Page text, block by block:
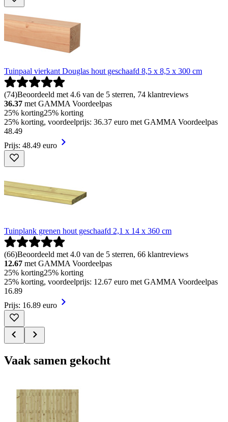
Tuinpaal vierkant Douglas hout geschaafd 8,5 x 8,5 x 300 cm
(74)Beoordeeld met 4.6 van de 5 sterren, 74 klantreviews
36.37 met GAMMA Voordeelpas
25% korting25% korting
25% korting, voordeelprijs: 36.37 euro met GAMMA Voordeelpas
48.49
Prijs: 48.49 euro
Tuinplank grenen hout geschaafd 2,1 x 14 x 360 cm
(66)Beoordeeld met 4.0 van de 5 sterren, 66 klantreviews
12.67 met GAMMA Voordeelpas
25% korting25% korting
25% korting, voordeelprijs: 12.67 euro met GAMMA Voordeelpas
16.89
Prijs: 16.89 euro
Vaak samen gekocht